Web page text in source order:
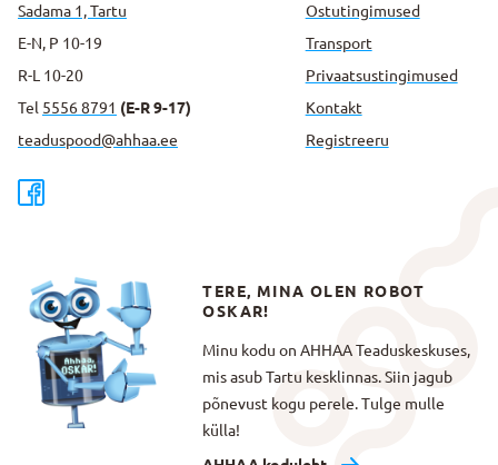
Sadama 1, Tartu
E-N, P 10-19
R-L 10-20
Tel 5556 8791 (E-R 9-17)
teaduspood@ahhaa.ee
Ostutingimused
Transport
Privaatsus­tingimused
Kontakt
Registreeru
TERE, MINA OLEN ROBOT
OSKAR!
Minu kodu on AHHAA Teaduskeskuses,
mis asub Tartu kesklinnas. Siin jagub
põnevust kogu perele. Tulge mulle
külla!